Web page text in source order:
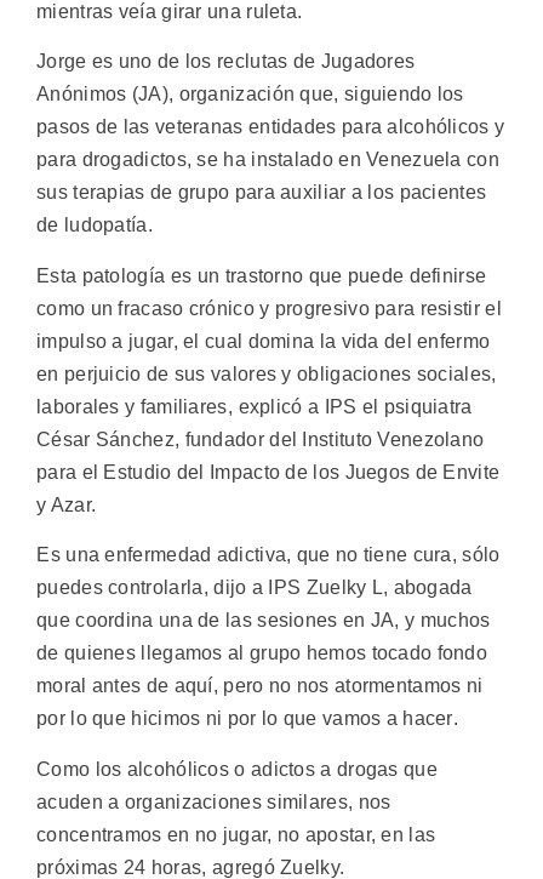
mientras veía girar una ruleta.
Jorge es uno de los reclutas de Jugadores
Anónimos (JA), organización que, siguiendo los
pasos de las veteranas entidades para alcohólicos y
para drogadictos, se ha instalado en Venezuela con
sus terapias de grupo para auxiliar a los pacientes
de ludopatía.
Esta patología es un trastorno que puede definirse
como un fracaso crónico y progresivo para resistir el
impulso a jugar, el cual domina la vida del enfermo
en perjuicio de sus valores y obligaciones sociales,
laborales y familiares, explicó a IPS el psiquiatra
César Sánchez, fundador del Instituto Venezolano
para el Estudio del Impacto de los Juegos de Envite
y Azar.
Es una enfermedad adictiva, que no tiene cura, sólo
puedes controlarla, dijo a IPS Zuelky L, abogada
que coordina una de las sesiones en JA, y muchos
de quienes llegamos al grupo hemos tocado fondo
moral antes de aquí, pero no nos atormentamos ni
por lo que hicimos ni por lo que vamos a hacer.
Como los alcohólicos o adictos a drogas que
acuden a organizaciones similares, nos
concentramos en no jugar, no apostar, en las
próximas 24 horas, agregó Zuelky.